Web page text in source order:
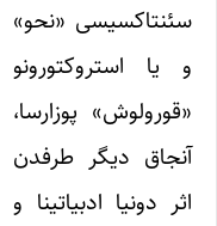
سئنتاکسیسی «نحو»
و یا استروکتورونو
«قورولوش» پوزارسا،
آنجاق دیگر طرفدن
اثر دونیا ادبیاتینا و